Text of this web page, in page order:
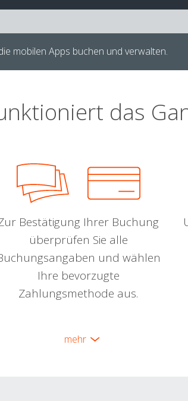
mobilen Apps buchen und verwalten.
das
Bestätigung Ihrer Buchung
überprüfen Sie alle
und wählen
Ihre bevorzugte
Zahlungsmethode aus.
mehr